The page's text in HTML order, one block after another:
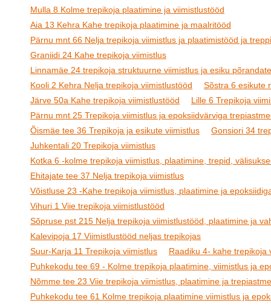
Mulla 8 Kolme trepikoja plaatimine ja viimistlustööd
Aia 13 Kehra Kahe trepikoja plaatimine ja maalritööd
Pärnu mnt 66 Nelja trepikoja viimistlus ja plaatimistööd ja
Graniidi 24 Kahe trepikoja viimistlus
Linnamäe 24 trepikoja struktuurne viimistlus ja esiku
Kooli 2 Kehra Nelja trepikoja viimistlustööd
Sõstra 6 esikute
Järve 50a Kahe trepikoja viimistlustööd
Lille 6 Trepikoja
Pärnu mnt 25 Trepikoja viimistlus ja epoksiidvärviga
Õismäe tee 36 Trepikoja ja esikute viimistlus
Gonsiori 34
Juhkentali 20 Trepikoja viimistlus
Kotka 6 -kolme trepikoja viimistlus, plaatimine, trepid,
Ehitajate tee 37 Nelja trepikoja viimistlus
Võistluse 23 -Kahe trepikoja viimistlus, plaatimine ja
Vihuri 1 Viie trepikoja viimistlustööd
Sõpruse pst 215 Nelja trepikoja viimistlustööd, plaatimine ja
Kalevipoja 17 Viimistlustööd neljas trepikojas
Suur-Karja 11 Trepikoja viimistlus
Raadiku 4- kahe trepikoja
Puhkekodu tee 69 - Kolme trepikoja plaatimine, viimistlus ja
Nõmme tee 23 Viie trepikoja viimistlus, plaatimine ja
Puhkekodu tee 61 Kolme trepikoja plaatimine viimistlus ja